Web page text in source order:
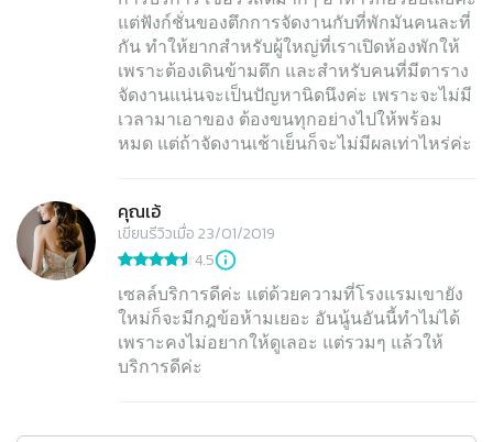
แต่ฟังก์ชั่นของตึกการจัดงานกับที่พักมันคนละที่
กัน ทำให้ยากสำหรับผู้ใหญ่ที่เราเปิดห้องพักให้
เพราะต้องเดินข้ามตึก และสำหรับคนที่มีตาราง
จัดงานแน่นจะเป็นปัญหานิดนึงค่ะ เพราะจะไม่มี
เวลามาเอาของ ต้องขนทุกอย่างไปให้พร้อม
หมด แต่ถ้าจัดงานเช้าเย็นก็จะไม่มีผลเท่าไหร่ค่ะ
คุณเอ้
เขียนรีวิวเมื่อ 23/01/2019
4.5
เซลล์บริการดีค่ะ แต่ด้วยความที่โรงแรมเขายัง
ใหม่ก็จะมีกฎข้อห้ามเยอะ อันนู้นอันนี้ทำไม่ได้
เพราะคงไม่อยากให้ดูเลอะ แต่รวมๆ แล้วให้
บริการดีค่ะ